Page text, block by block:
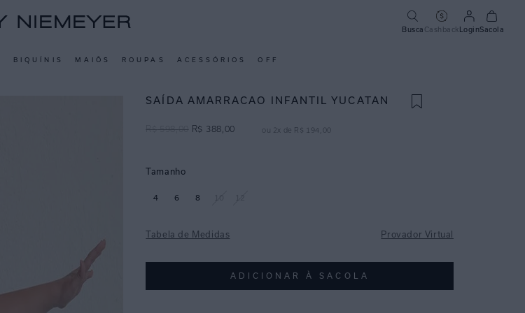
Busca CashbackLoginSacola
BIQUÍNIS MAIÔS ROUPAS ACESSÓRIOS OFF
SAÍDA AMARRACAO INFANTIL YUCATAN
R$ 598,00 R$ 388 00 ou 2x de R$ 194 00
Tamanho
4 6 8
Tabela de Medidas Provador Virtual
ADICIONAR À SACOLA